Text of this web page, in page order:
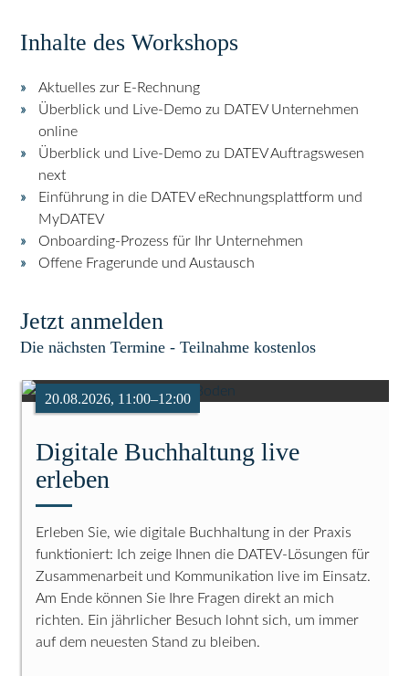
Inhalte des Workshops
Aktuelles zur E-Rechnung
Überblick und Live-Demo zu DATEV Unternehmen
online
Überblick und Live-Demo zu DATEV Auftragswesen
next
Einführung in die DATEV eRechnungsplattform und
MyDATEV
Onboarding-Prozess für Ihr Unternehmen
Offene Fragerunde und Austausch
Jetzt anmelden
Die nächsten Termine - Teilnahme kostenlos
Digitale Buchhaltung live
erleben
20.08.2026, 11:00–12:00
Erleben Sie, wie digitale Buchhaltung in der Praxis
funktioniert: Ich zeige Ihnen die DATEV-Lösungen für
Zusammenarbeit und Kommunikation live im Einsatz.
Am Ende können Sie Ihre Fragen direkt an mich
richten. Ein jährlicher Besuch lohnt sich, um immer
auf dem neuesten Stand zu bleiben.